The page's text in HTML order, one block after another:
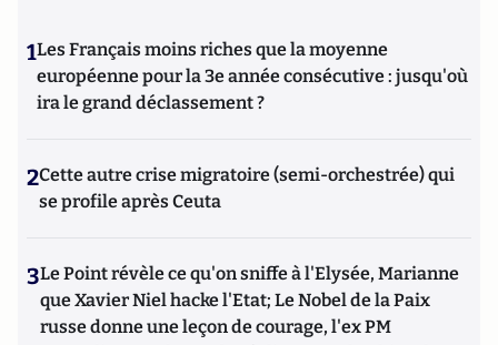
1Les Français moins riches que la moyenne
européenne pour la 3e année consécutive : jusqu'où
ira le grand déclassement ?
2Cette autre crise migratoire (semi-orchestrée) qui
se profile après Ceuta
3Le Point révèle ce qu'on sniffe à l'Elysée, Marianne
que Xavier Niel hacke l'Etat; Le Nobel de la Paix
russe donne une leçon de courage, l'ex PM